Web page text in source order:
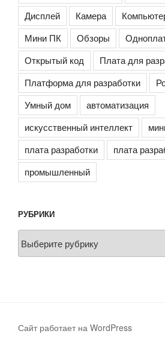
Дисплей
Камера
Мини ПК
Обзоры
Открытый код
Плата для
Платформа для разработки
Умный дом
автоматизация
искусственный интеллект
плата разработки
плата
промышленный
РУБРИКИ
Сайт работает на WordPress